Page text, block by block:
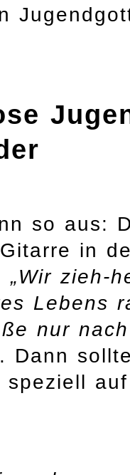
so aus:
in
„Wir zieh-
Lebens
nur
Dann
speziell